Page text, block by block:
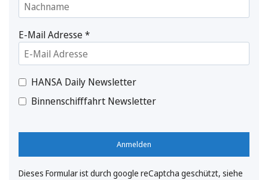
E-Mail Adresse*
HANSA Daily Newsletter
Binnenschifffahrt Newsletter
Anmelden
Dieses Formular ist durch google reCaptcha geschützt, siehe